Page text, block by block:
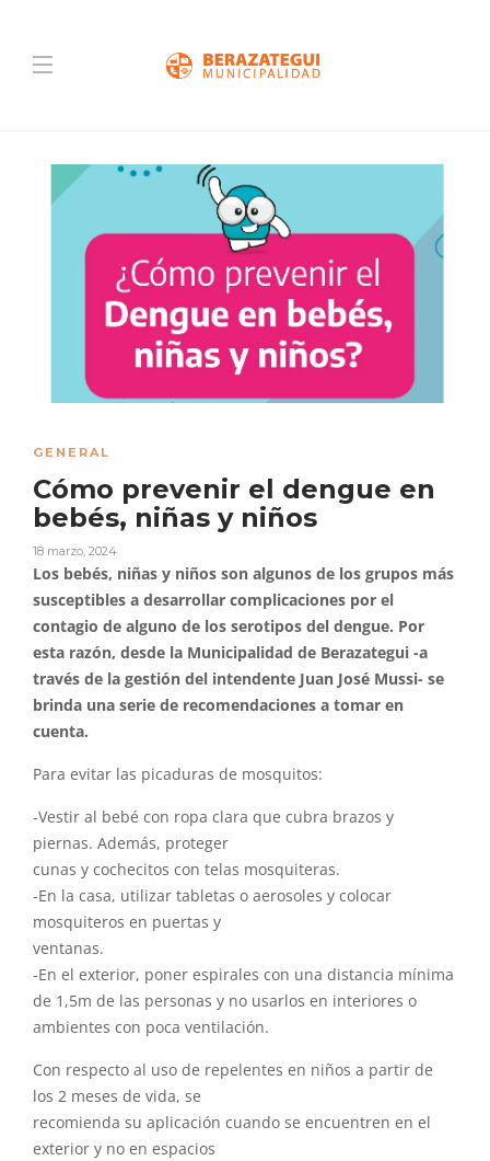
GENERAL
Cómo prevenir el dengue en
bebés, niñas y niños
18 marzo, 2024
Los bebés, niñas y niños son algunos de los grupos más
susceptibles a desarrollar complicaciones por el
contagio de alguno de los serotipos del dengue. Por
esta razón, desde la Municipalidad de Berazategui -a
través de la gestión del intendente Juan José Mussi- se
brinda una serie de recomendaciones a tomar en
cuenta.
Para evitar las picaduras de mosquitos:
-Vestir al bebé con ropa clara que cubra brazos y
piernas. Además, proteger
cunas y cochecitos con telas mosquiteras.
-En la casa, utilizar tabletas o aerosoles y colocar
mosquiteros en puertas y
ventanas.
-En el exterior, poner espirales con una distancia mínima
de 1,5m de las personas y no usarlos en interiores o
ambientes con poca ventilación.
Con respecto al uso de repelentes en niños a partir de
los 2 meses de vida, se
recomienda su aplicación cuando se encuentren en el
exterior y no en espacios